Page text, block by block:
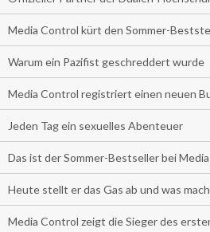
Media Control kürt den Sommer-
Warum ein Pazifist geschreddert wurde
Media Control registriert einen neuen
Jeden Tag ein sexuelles Abenteuer
Das ist der Sommer-Bestseller bei
Heute stellt er das Gas ab und was
Media Control zeigt die Sieger des